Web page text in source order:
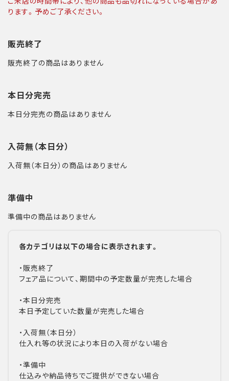
ります。予めご了承ください。
販売終了
販売終了の商品はありません
本日分完売
本日分完売の商品はありません
入荷無（本日分）
入荷無（本日分）の商品はありません
準備中
準備中の商品はありません
各カテゴリは以下の場合に表示されます。
・販売終了
フェア品について、期間中の予定数量が完売した場合
・本日分完売
本日予定していた数量が完売した場合
・入荷無（本日分）
仕入れ等の状況により本日の入荷がない場合
・準備中
仕込みや納品待ちでご提供ができない場合